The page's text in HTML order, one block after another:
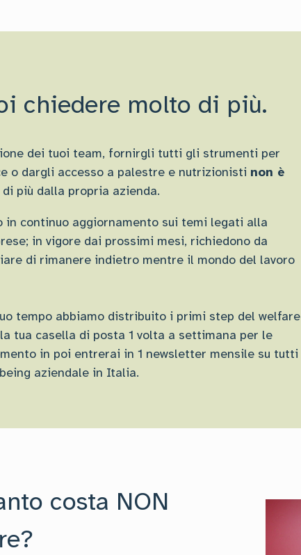
chiedere molto di più.
dei tuoi team, fornirgli tutti gli strumenti per
o dargli accesso a palestre e nutrizionisti non è
più dalla propria azienda.
in continuo aggiornamento sui temi legati alla
in vigore dai prossimi mesi, richiedono da
di rimanere indietro mentre il mondo del lavoro
tempo abbiamo distribuito i primi step del welfare
tua casella di posta 1 volta a settimana per le
in poi entrerai in 1 newsletter mensile su tutti
aziendale in Italia.
costa NON